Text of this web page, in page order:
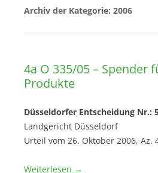
Archiv der Kategorie: 2006
4a O 335/05 – Spender
Produkte
Düsseldorfer Entscheidung Nr.:
Landgericht Düsseldorf
Urteil vom 26. Oktober 2006, Az.
Weiterlesen →